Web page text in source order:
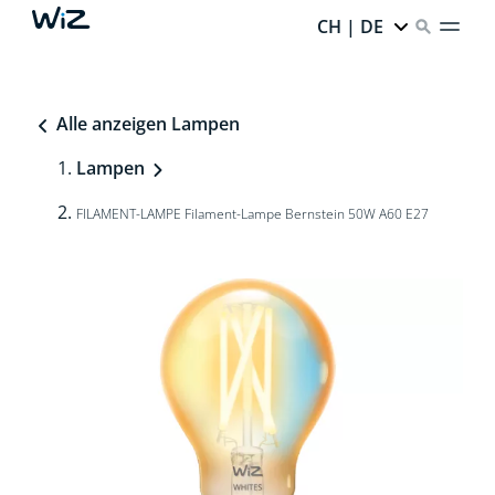
CH | DE
Alle anzeigen Lampen
Lampen
FILAMENT-LAMPE Filament-Lampe Bernstein 50W A60 E27